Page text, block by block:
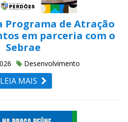
Programa de Atração
em parceria com o
Sebrae
Desenvolvimento
LEIA MAIS